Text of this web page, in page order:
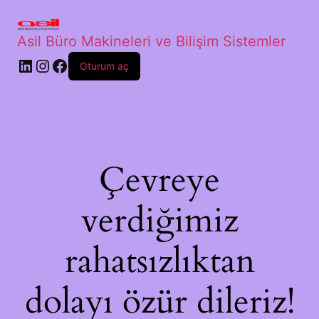
Asil Büro Makineleri ve Bilişim Sistemler
Oturum aç
Çevreye
verdiğimiz
rahatsızlıktan
dolayı özür dileriz!